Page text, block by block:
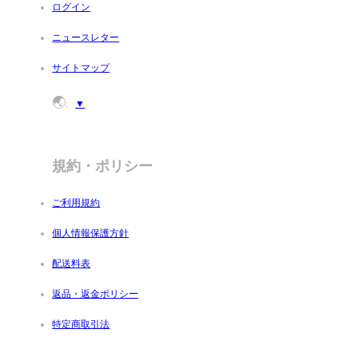
ログイン
ニュースレター
サイトマップ
🌏: ▼
規約・ポリシー
ご利用規約
個人情報保護方針
配送料表
返品・返金ポリシー
特定商取引法